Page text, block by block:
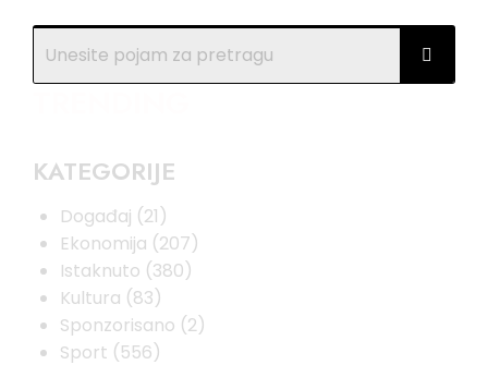
KATEGORIJE
Događaj (21)
Ekonomija (207)
Istaknuto (380)
Kultura (83)
Sponzorisano (2)
Sport (556)